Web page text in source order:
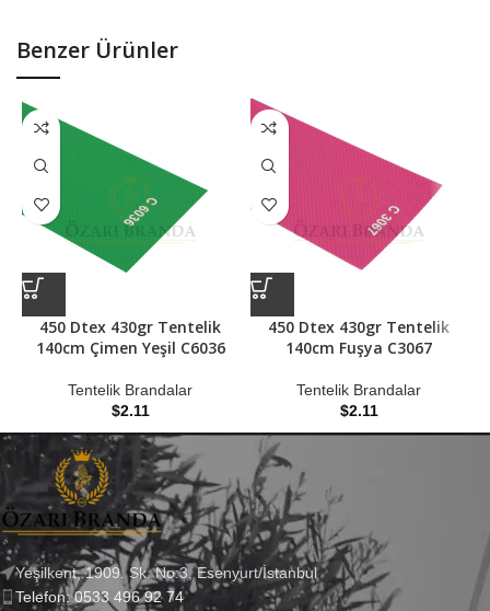
Benzer Ürünler
450 Dtex 430gr Tentelik
140cm Çimen Yeşil C6036
Tentelik Brandalar
$2.11
450 Dtex 430gr Tentelik
140cm Fuşya C3067
Tentelik Brandalar
$2.11
Yeşilkent, 1909. Sk. No:3, Esenyurt/İstanbul
Telefon: 0533 496 92 74